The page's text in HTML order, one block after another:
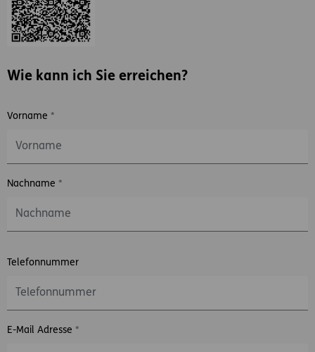
Wie kann ich Sie erreichen?
Vorname *
Nachname *
Telefonnummer
E-Mail Adresse *